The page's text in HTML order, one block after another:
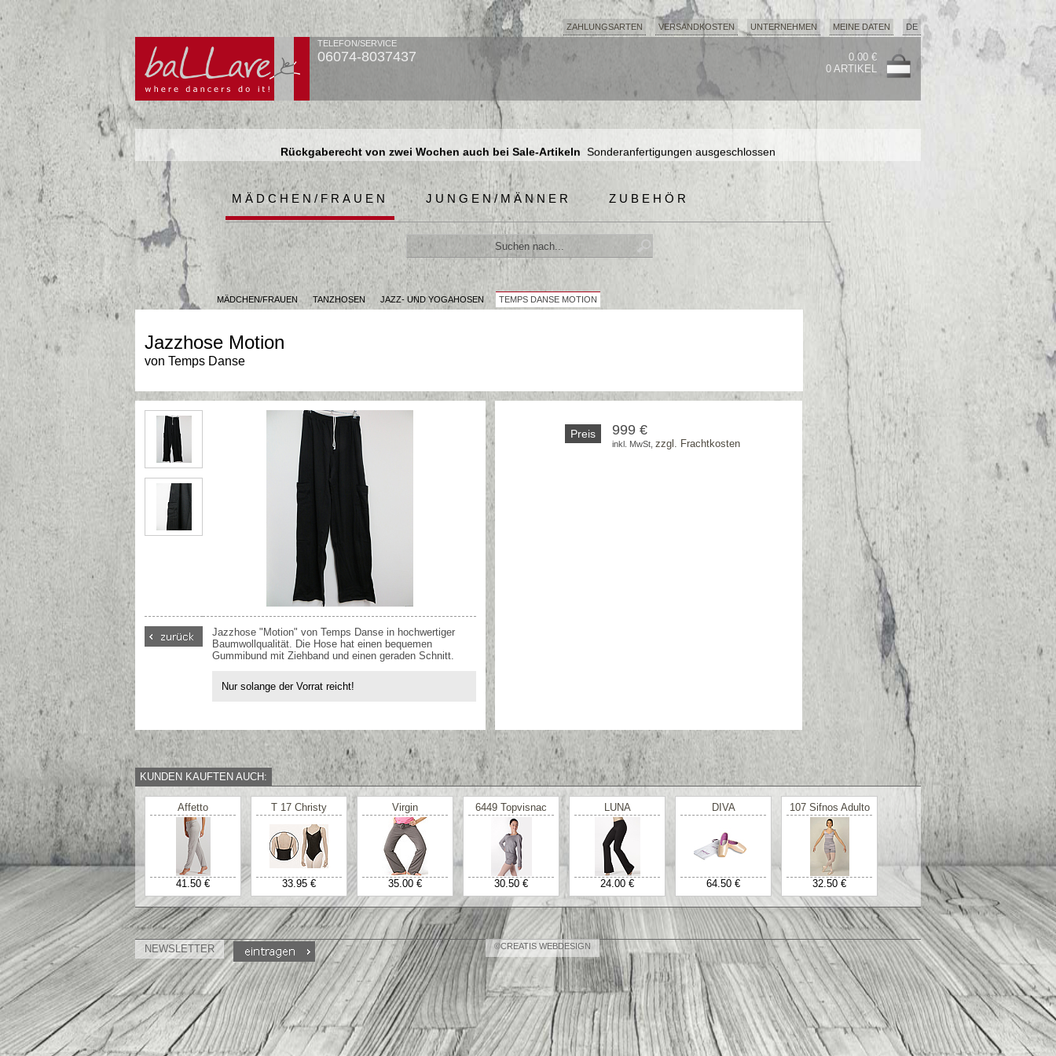
ZAHLUNGSARTEN VERSANDKOSTEN UNTERNEHMEN MEINE DATEN
DE
TELEFON/SERVICE
06074-8037437
0.00 €
0 ARTIKEL
Rückgaberecht von zwei Wochen auch bei Sale-Artikeln Sonderanfertigungen ausgeschlossen
Rückgaberecht von zwei Wochen auch bei Sale-Artikeln Sonderanfertigungen ausgeschlossen
Rückgaberecht von zwei Wochen auch bei Sale-Artikeln Sonderanfertigungen ausgeschlossen
MÄDCHEN/FRAUEN JUNGEN/MÄNNER ZUBEHÖR
MÄDCHEN/FRAUEN TANZHOSEN JAZZ- UND YOGAHOSEN TEMPS DANSE MOTION
Jazzhose Motion
von Temps Danse
Jazzhose "Motion" von Temps Danse in hochwertiger
Baumwollqualität. Die Hose hat einen bequemen
Gummibund mit Ziehband und einen geraden Schnitt.
Nur solange der Vorrat reicht!
Preis 999 €
inkl. MwSt, zzgl. Frachtkosten
KUNDEN KAUFTEN AUCH:
Affetto
41.50 €
T 17 Christy
33.95 €
Virgin
35.00 €
6449 Topvisnac
30.50 €
LUNA
24.00 €
DIVA
64.50 €
107 Sifnos Adulto
32.50 €
NEWSLETTER ©CREATIS WEBDESIGN